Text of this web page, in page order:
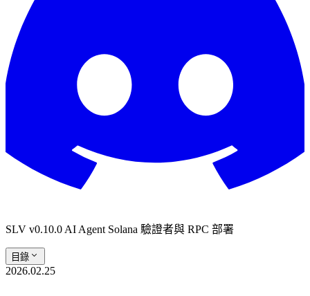
SLV v0.10.0 AI Agent Solana 驗證者與 RPC 部署
目錄
2026.02.25